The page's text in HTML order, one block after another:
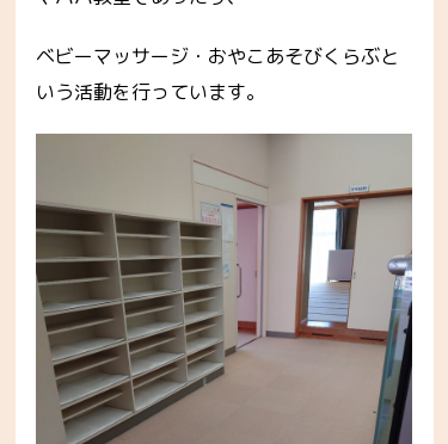
ベビーマッサージ・おやこあそびくらぶと
いう活動を行っています。